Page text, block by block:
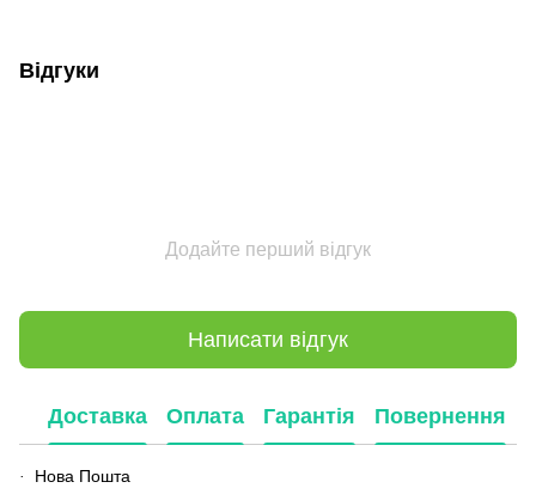
Відгуки
Додайте перший відгук
Написати відгук
Доставка Оплата Гарантія Повернення
·
Нова Пошта